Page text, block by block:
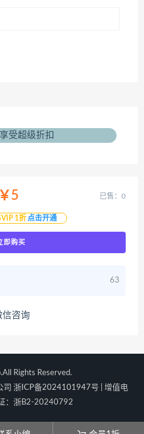
受超级折扣
￥5
1折 点击开通
已售：0
即购买
63
信咨询
Rights Reserved.
司 浙ICP备2024101947号 | 增值电
：浙B2-20240792